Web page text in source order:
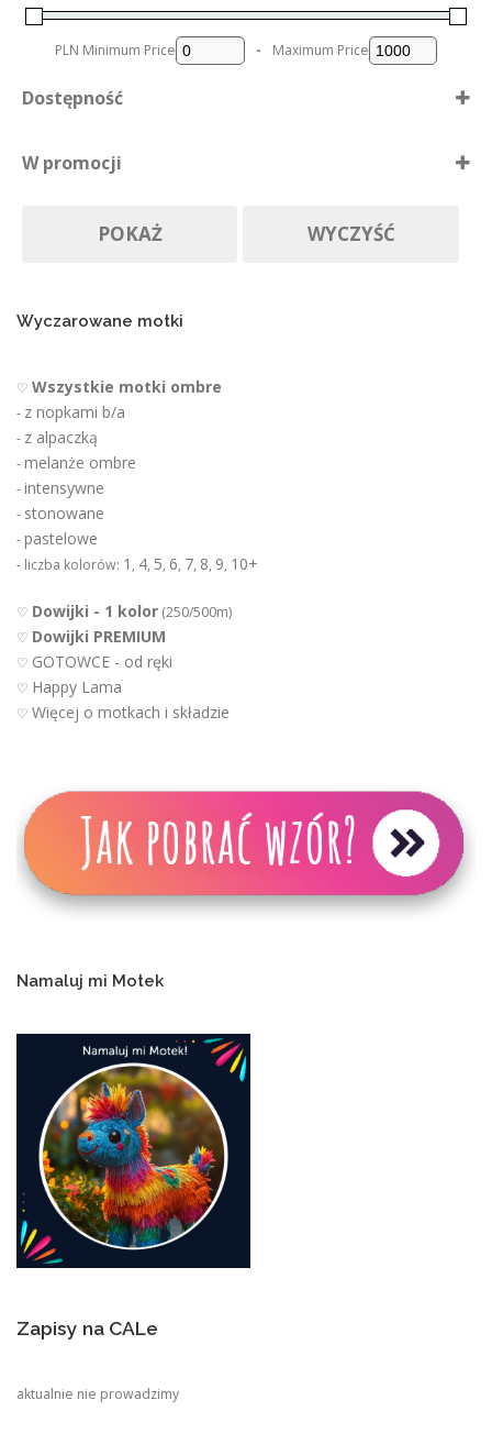
s
r
d
u
PLN Minimum Price - Maximum Price
Dostępność
Nie ma póki co
W promocji
POKAŻ WYCZYŚĆ
Wyczarowane motki
♡ Wszystkie motki ombre
- z nopkami b/a
- z alpaczką
-melanże ombre
-intensywne
- stonowane
-pastelowe
- liczba kolorów: 1 , 4, 5, 6, 7, 8, 9, 10+
♡ Dowijki - 1 kolor (250/500m)
♡ Dowijki PREMIUM
♡ GOTOWCE - od ręki
♡ Happy Lama
♡ Więcej o motkach i składzie
Namaluj mi Motek
Zapisy na CALe
aktualnie nie prowadzimy